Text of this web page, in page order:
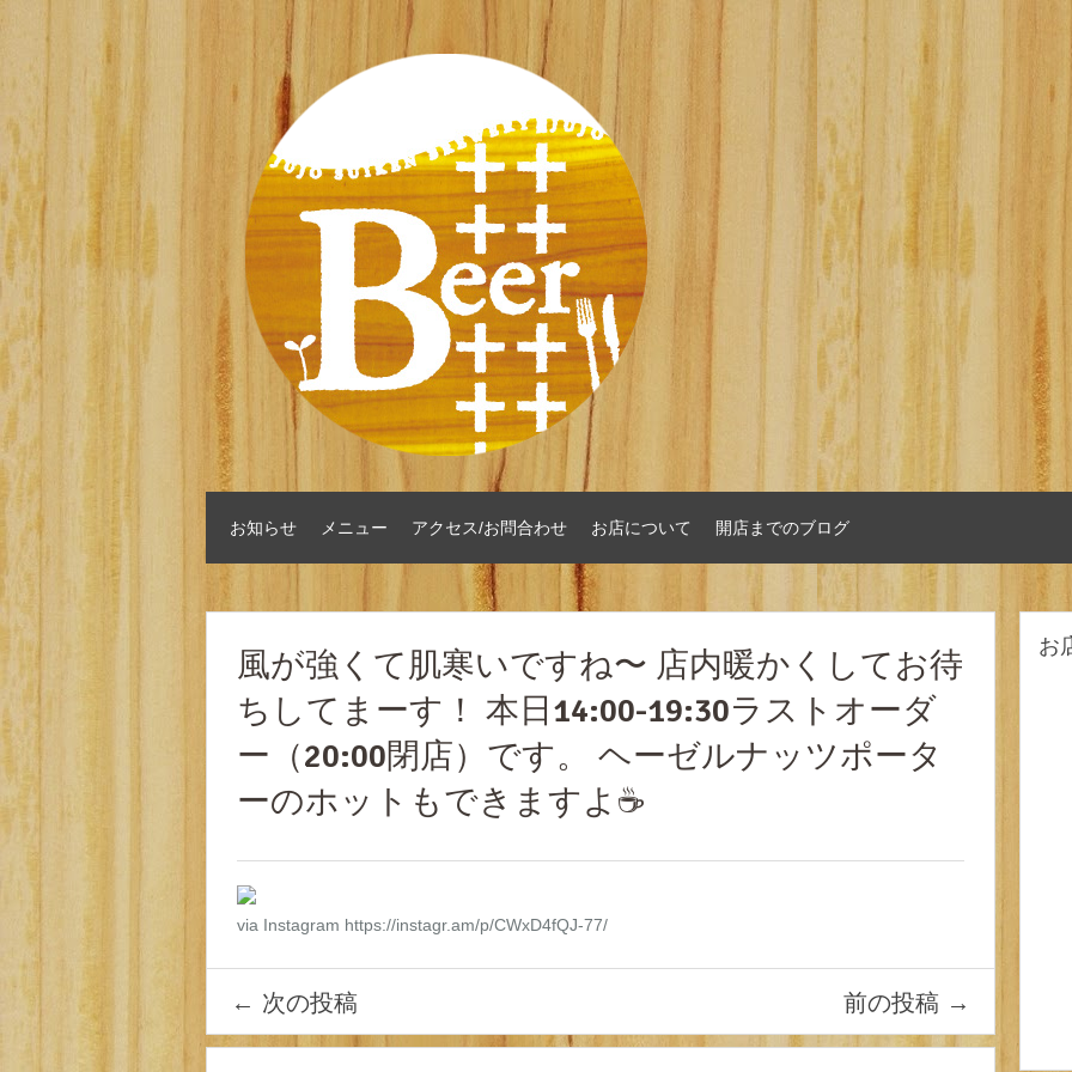
お知らせ メニュー アクセス/お問合わせ お店について 開店までのブログ
風が強くて肌寒いですね〜 店内暖かくしてお待
ちしてまーす！ 本日14:00-19:30ラストオーダ
ー（20:00閉店）です。 ヘーゼルナッツポータ
ーのホットもできますよ☕️
via Instagram https://instagr.am/p/CWxD4fQJ-77/
← 次の投稿 前の投稿 →
お